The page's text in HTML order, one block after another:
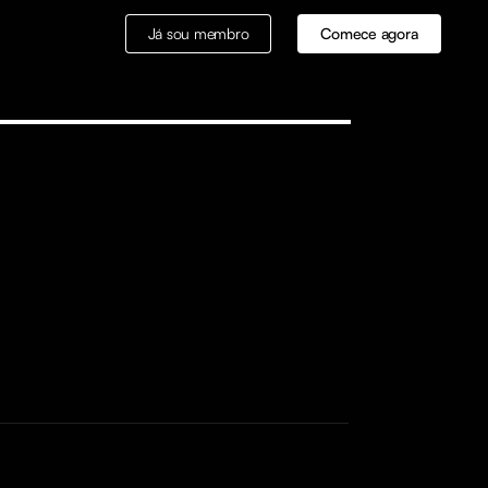
Já sou membro Comece agora